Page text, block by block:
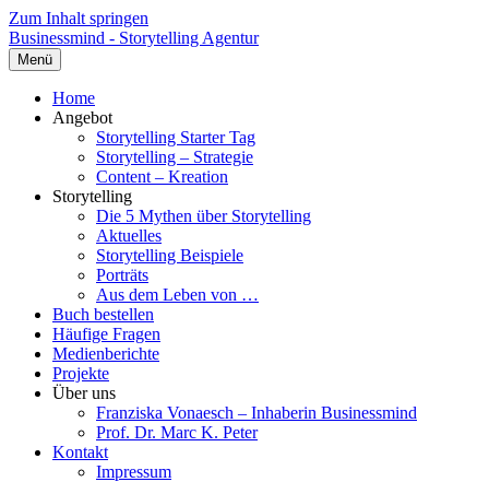
Zum Inhalt springen
Businessmind - Storytelling Agentur
Menü
Home
Angebot
Storytelling Starter Tag
Storytelling – Strategie
Content – Kreation
Storytelling
Die 5 Mythen über Storytelling
Aktuelles
Storytelling Beispiele
Porträts
Aus dem Leben von …
Buch bestellen
Häufige Fragen
Medienberichte
Projekte
Über uns
Franziska Vonaesch – Inhaberin Businessmind
Prof. Dr. Marc K. Peter
Kontakt
Impressum